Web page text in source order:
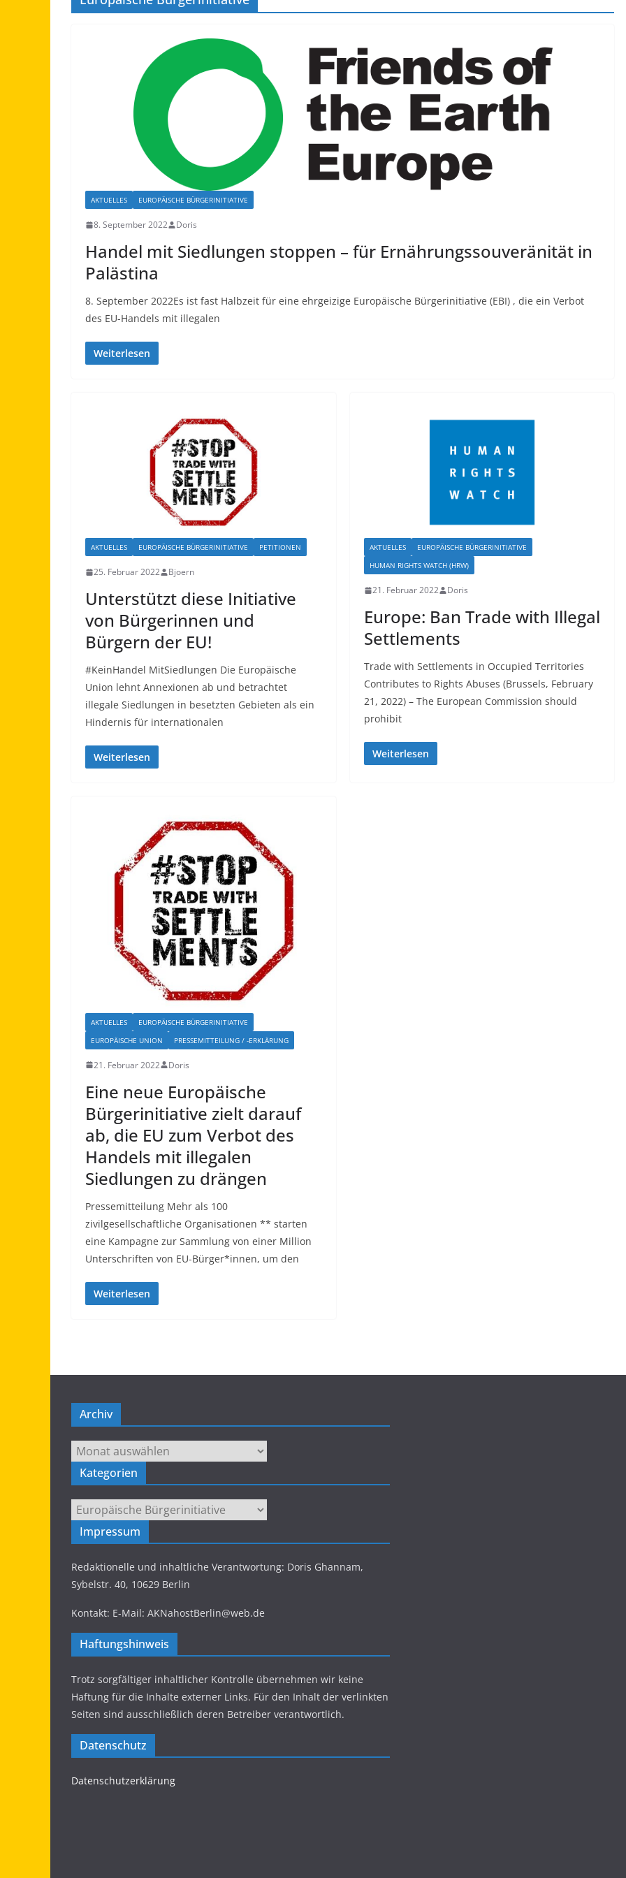
AKTUELLES EUROPÄISCHE BÜRGERINITIATIVE
8. September 2022 Doris
Handel mit Siedlungen stoppen – für Ernährungssouveränität in
Palästina
8. September 2022Es ist fast Halbzeit für eine ehrgeizige Europäische Bürgerinitiative (EBI) , die ein Verbot
des EU-Handels mit illegalen
Weiterlesen
AKTUELLES EUROPÄISCHE BÜRGERINITIATIVE PETITIONEN
25. Februar 2022 Bjoern
Unterstützt diese Initiative
von Bürgerinnen und
Bürgern der EU!
#KeinHandel MitSiedlungen Die Europäische
Union lehnt Annexionen ab und betrachtet
illegale Siedlungen in besetzten Gebieten als ein
Hindernis für internationalen
Weiterlesen
AKTUELLES
EUROPÄISCHE BÜRGERINITIATIVE
HUMAN RIGHTS WATCH (HRW)
21. Februar 2022 Doris
Europe: Ban Trade with Illegal
Settlements
Trade with Settlements in Occupied Territories
Contributes to Rights Abuses (Brussels, February
21, 2022) – The European Commission should
prohibit
Weiterlesen
AKTUELLES
EUROPÄISCHE BÜRGERINITIATIVE
EUROPÄISCHE UNION
PRESSEMITTEILUNG / -ERKLÄRUNG
21. Februar 2022 Doris
Eine neue Europäische
Bürgerinitiative zielt darauf
ab, die EU zum Verbot des
Handels mit illegalen
Siedlungen zu drängen
Pressemitteilung Mehr als 100
zivilgesellschaftliche Organisationen ** starten
eine Kampagne zur Sammlung von einer Million
Unterschriften von EU-Bürger*innen, um den
Weiterlesen
Archiv
Archiv
Kategorien
Kategorien
Impressum
Redaktionelle und inhaltliche Verantwortung: Doris Ghannam,
Sybelstr. 40, 10629 Berlin
Kontakt: E-Mail: AKNahostBerlin@web.de
Haftungshinweis
Trotz sorgfältiger inhaltlicher Kontrolle übernehmen wir keine
Haftung für die Inhalte externer Links. Für den Inhalt der verlinkten
Seiten sind ausschließlich deren Betreiber verantwortlich.
Datenschutz
Datenschutzerklärung